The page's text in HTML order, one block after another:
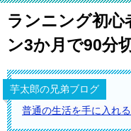
ランニング初心
ン3か月で90分
芋太郎の兄弟ブログ
普通の生活を手に入れる